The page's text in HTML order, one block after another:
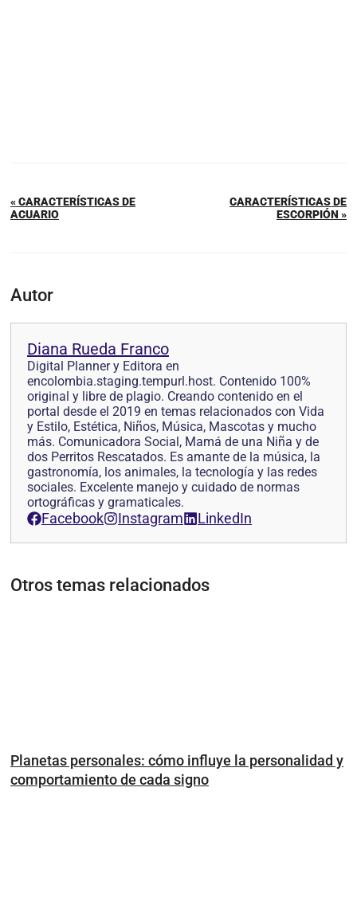
« CARACTERÍSTICAS DE
ACUARIO
CARACTERÍSTICAS DE
ESCORPIÓN »
Autor
Diana Rueda Franco
Digital Planner y Editora en
encolombia.staging.tempurl.host. Contenido 100%
original y libre de plagio. Creando contenido en el
portal desde el 2019 en temas relacionados con Vida
y Estilo, Estética, Niños, Música, Mascotas y mucho
más. Comunicadora Social, Mamá de una Niña y de
dos Perritos Rescatados. Es amante de la música, la
gastronomía, los animales, la tecnología y las redes
sociales. Excelente manejo y cuidado de normas
ortográficas y gramaticales.
Facebook Instagram LinkedIn
Otros temas relacionados
Planetas personales: cómo influye la personalidad y
comportamiento de cada signo